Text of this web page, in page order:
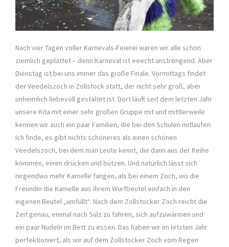
Nach vier Tagen voller Karnevals-Feierei waren wir alle schon
ziemlich geplättet – denn Karneval ist eeecht anstrengend. Aber
Dienstag ist bei uns immer das große Finale. Vormittags findet
der Veedelszoch in Zollstock statt, der nicht sehr groß, aber
unheimlich liebevoll gestaltet ist. Dort läuft seit dem letzten Jahr
unsere Kita mit einer sehr großen Gruppe mit und mittlerweile
kennen wir auch ein paar Familien, die bei den Schulen mitlaufen.
Ich finde, es gibt nichts schöneres als einen schönen
Veedelszoch, bei dem man Leute kennt, die dann aus der Reihe
kommen, einen drücken und bützen. Und natürlich lässt sich
nirgendwo mehr Kamelle fangen, als bei einem Zoch, wo die
Freundin die Kamelle aus ihrem Wurfbeutel einfach in den
eigenen Beutel „umfüllt“. Nach dem Zollstocker Zoch reicht die
Zeit genau, einmal nach Sülz zu fahren, sich aufzuwärmen und
ein paar Nudeln im Bett zu essen. Das haben wir im letzten Jahr
perfektioniert, als wir auf dem Zollstocker Zoch vom Regen